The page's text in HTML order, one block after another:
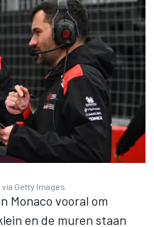
Getty Images
Monaco vooral om
en de muren staan